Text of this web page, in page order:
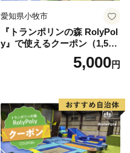
愛知県小牧市
『トランポリンの森 RolyPol
y』で使えるクーポン（1,500
5,000円